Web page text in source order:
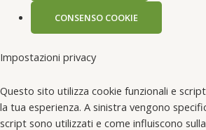
CONSENSO COOKIE
Impostazioni privacy
Questo sito utilizza cookie funzionali e
la tua esperienza. A sinistra vengono
script sono utilizzati e come influiscono